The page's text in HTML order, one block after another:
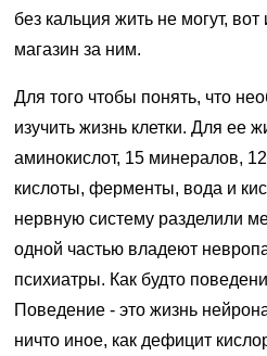
без кальция жить не могут,
магазин за ним.
Для того чтобы понять, что
изучить жизнь клетки. Для ее
аминокислот, 15 минералов,
кислоты, ферменты, вода и
нервную систему разделили
одной частью владеют
психиатры. Как будто
Поведение - это жизнь
ничто иное, как дефицит